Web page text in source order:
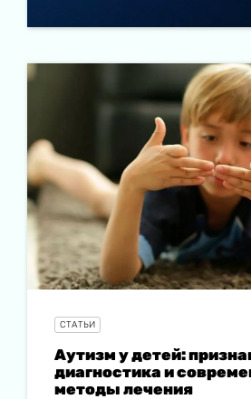
СТАТЬИ
Аутизм у детей:
диагностика и
методы лечения